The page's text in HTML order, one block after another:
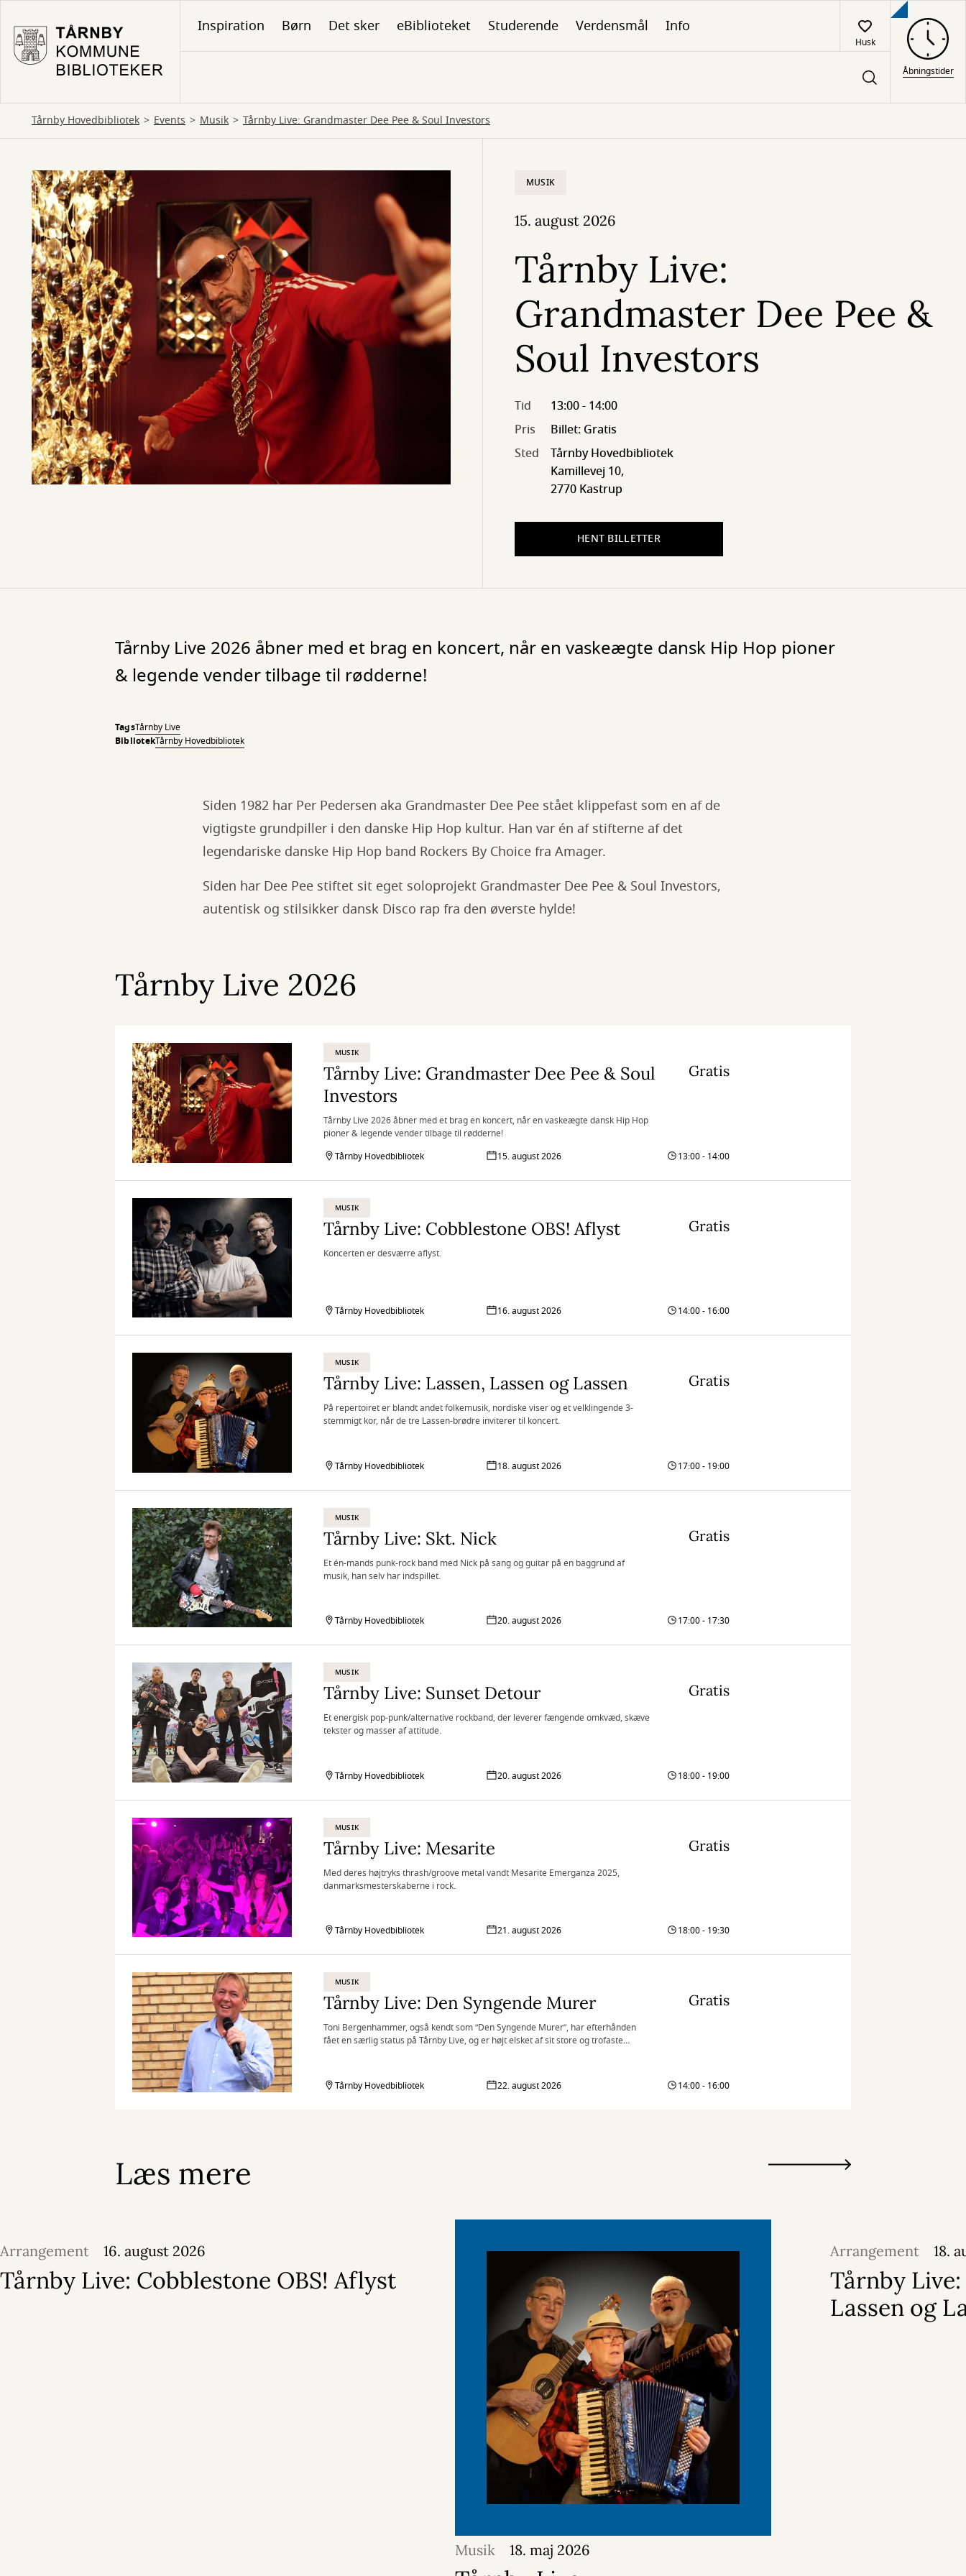
hovedindhold
Inspiration Børn Det sker eBiblioteket Studerende Verdensmål Info
Husk
Åbningstider
Tårnby Hovedbibliotek Events Musik Tårnby Live: Grandmaster Dee Pee & Soul Investors
MUSIK
15. august 2026
Tårnby Live:
Grandmaster Dee Pee &
Soul Investors
Tid
13:00 - 14:00
Pris
Billet: Gratis
Sted
Tårnby Hovedbibliotek
Kamillevej 10,
2770 Kastrup
HENT BILLETTER
Tårnby Live 2026 åbner med et brag en koncert, når en vaskeægte dansk Hip Hop pioner
& legende vender tilbage til rødderne!
TagsTårnby Live
BibliotekTårnby Hovedbibliotek
Siden 1982 har Per Pedersen aka Grandmaster Dee Pee stået klippefast som en af de
vigtigste grundpiller i den danske Hip Hop kultur. Han var én af stifterne af det
legendariske danske Hip Hop band Rockers By Choice fra Amager.
Siden har Dee Pee stiftet sit eget soloprojekt Grandmaster Dee Pee & Soul Investors,
autentisk og stilsikker dansk Disco rap fra den øverste hylde!
Tårnby Live 2026
MUSIK
Tårnby Live: Grandmaster Dee Pee & Soul
Investors
Tårnby Live 2026 åbner med et brag en koncert, når en vaskeægte dansk Hip Hop
pioner & legende vender tilbage til rødderne!
Gratis
Tårnby Hovedbibliotek 15. august 2026 13:00 - 14:00
MUSIK
Tårnby Live: Cobblestone OBS! Aflyst
Koncerten er desværre aflyst.
Gratis
Tårnby Hovedbibliotek 16. august 2026 14:00 - 16:00
MUSIK
Tårnby Live: Lassen, Lassen og Lassen
På repertoiret er blandt andet folkemusik, nordiske viser og et velklingende 3-
stemmigt kor, når de tre Lassen-brødre inviterer til koncert.
Gratis
Tårnby Hovedbibliotek 18. august 2026 17:00 - 19:00
MUSIK
Tårnby Live: Skt. Nick
Et én-mands punk-rock band med Nick på sang og guitar på en baggrund af
musik, han selv har indspillet.
Gratis
Tårnby Hovedbibliotek 20. august 2026 17:00 - 17:30
MUSIK
Tårnby Live: Sunset Detour
Et energisk pop-punk/alternative rockband, der leverer fængende omkvæd, skæve
tekster og masser af attitude.
Gratis
Tårnby Hovedbibliotek 20. august 2026 18:00 - 19:00
MUSIK
Tårnby Live: Mesarite
Med deres højtryks thrash/groove metal vandt Mesarite Emerganza 2025,
danmarksmesterskaberne i rock.
Gratis
Tårnby Hovedbibliotek 21. august 2026 18:00 - 19:30
MUSIK
Tårnby Live: Den Syngende Murer
Toni Bergenhammer, også kendt som “Den Syngende Murer”, har efterhånden
fået en særlig status på Tårnby Live, og er højt elsket af sit store og trofaste
Gratis
Tårnby Hovedbibliotek 22. august 2026 14:00 - 16:00
Læs mere
Arrangement 16. august 2026
Tårnby Live: Cobblestone OBS! Aflyst
Musik 18. maj 2026
Arrangement 18.
Tårnby Live:
Lassen og